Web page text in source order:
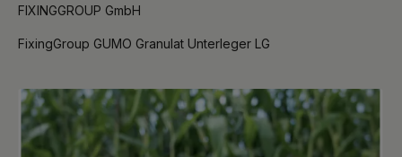
FIXINGGROUP GmbH
FixingGroup GUMO Granulat Unterleger LG
Bildergalerie überspringen